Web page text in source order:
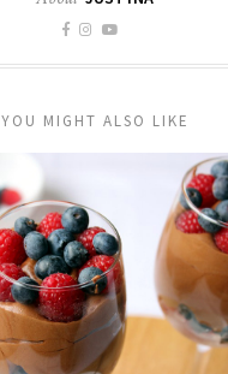
YOU MIGHT ALSO LIKE